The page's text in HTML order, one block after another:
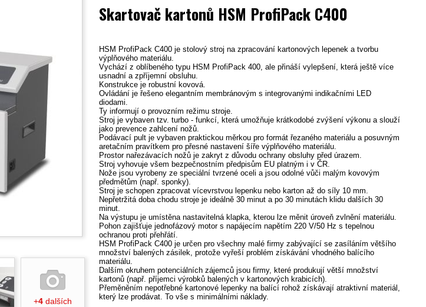
+4 dalších
Skartovač kartonů HSM ProfiPack C400
HSM ProfiPack C400 je stolový stroj na zpracování kartonových lepenek a tvorbu
výplňového materiálu.
Vychází z oblíbeného typu HSM ProfiPack 400, ale přináší vylepšení, která ještě více
usnadní a zpříjemní obsluhu.
Konstrukce je robustní kovová.
Ovládání je řešeno elegantním membránovým s integrovanými indikačními LED
diodami.
Ty informují o provozním režimu stroje.
Stroj je vybaven tzv. turbo - funkcí, která umožňuje krátkodobé zvýšení výkonu a slouží
jako prevence zahlcení nožů.
Podávací pult je vybaven praktickou měrkou pro formát řezaného materiálu a posuvným
aretačním pravítkem pro přesné nastavení šíře výplňového materiálu.
Prostor nařezávacích nožů je zakryt z důvodu ochrany obsluhy před úrazem.
Stroj vyhovuje všem bezpečnostním předpisům EU platným i v ČR.
Nože jsou vyrobeny ze speciální tvrzené oceli a jsou odolné vůči malým kovovým
předmětům (např. sponky).
Stroj je schopen zpracovat vícevrstvou lepenku nebo karton až do síly 10 mm.
Nepřetržitá doba chodu stroje je ideálně 30 minut a po 30 minutách klidu dalších 30
minut.
Na výstupu je umístěna nastavitelná klapka, kterou lze měnit úroveň zvlnění materiálu.
Pohon zajišťuje jednofázový motor s napájecím napětím 220 V/50 Hz s tepelnou
ochranou proti přehřátí.
HSM ProfiPack C400 je určen pro všechny malé firmy zabývající se zasíláním většího
množství balených zásilek, protože vyřeší problém získávání vhodného balícího
materiálu.
Dalším okruhem potenciálních zájemců jsou firmy, které produkují větší množství
kartonů (např. příjemci výrobků balených v kartonových krabicích).
Přeměněním nepotřebné kartonové lepenky na balící rohož získávají atraktivní materiál,
který lze prodávat. To vše s minimálními náklady.